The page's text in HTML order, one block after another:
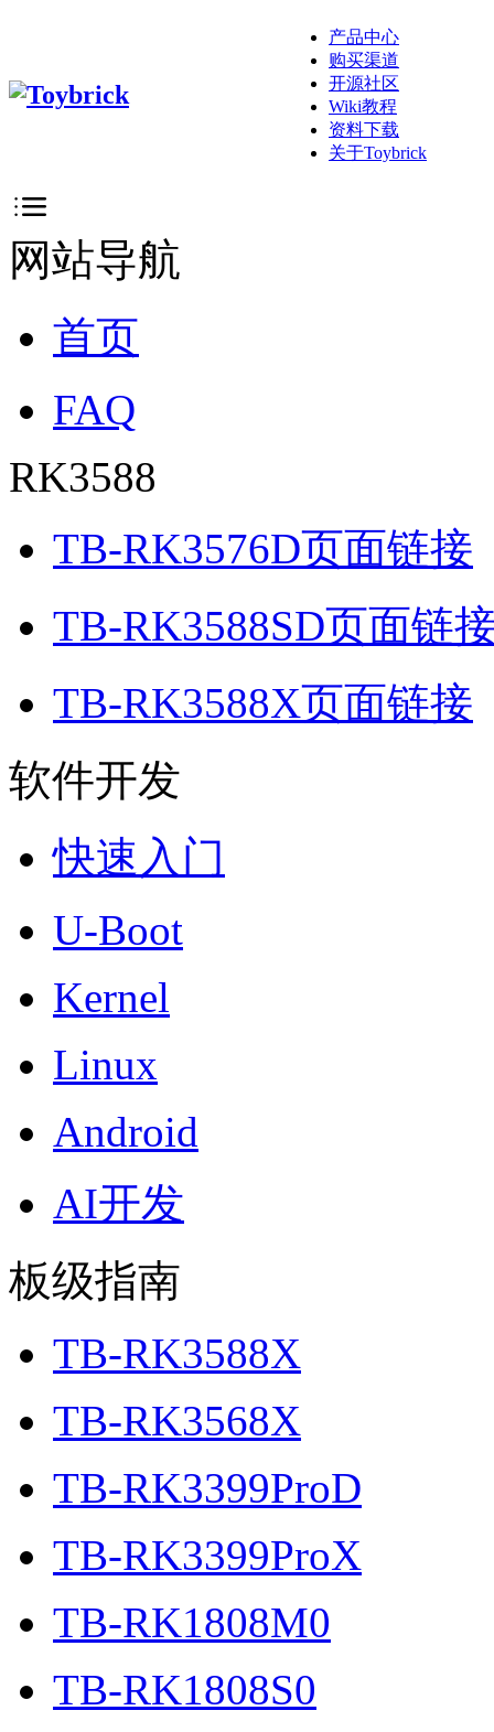
产品中心
购买渠道
开源社区
Wiki教程
资料下载
关于Toybrick
网站导航
首页
FAQ
RK3588
TB-RK3576D页面链接
TB-RK3588SD页面链
TB-RK3588X页面链接
软件开发
快速入门
U-Boot
Kernel
Linux
Android
AI开发
板级指南
TB-RK3588X
TB-RK3568X
TB-RK3399ProD
TB-RK3399ProX
TB-RK1808M0
TB-RK1808S0